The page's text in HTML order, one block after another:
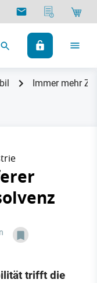
Immer mehr
trifft die